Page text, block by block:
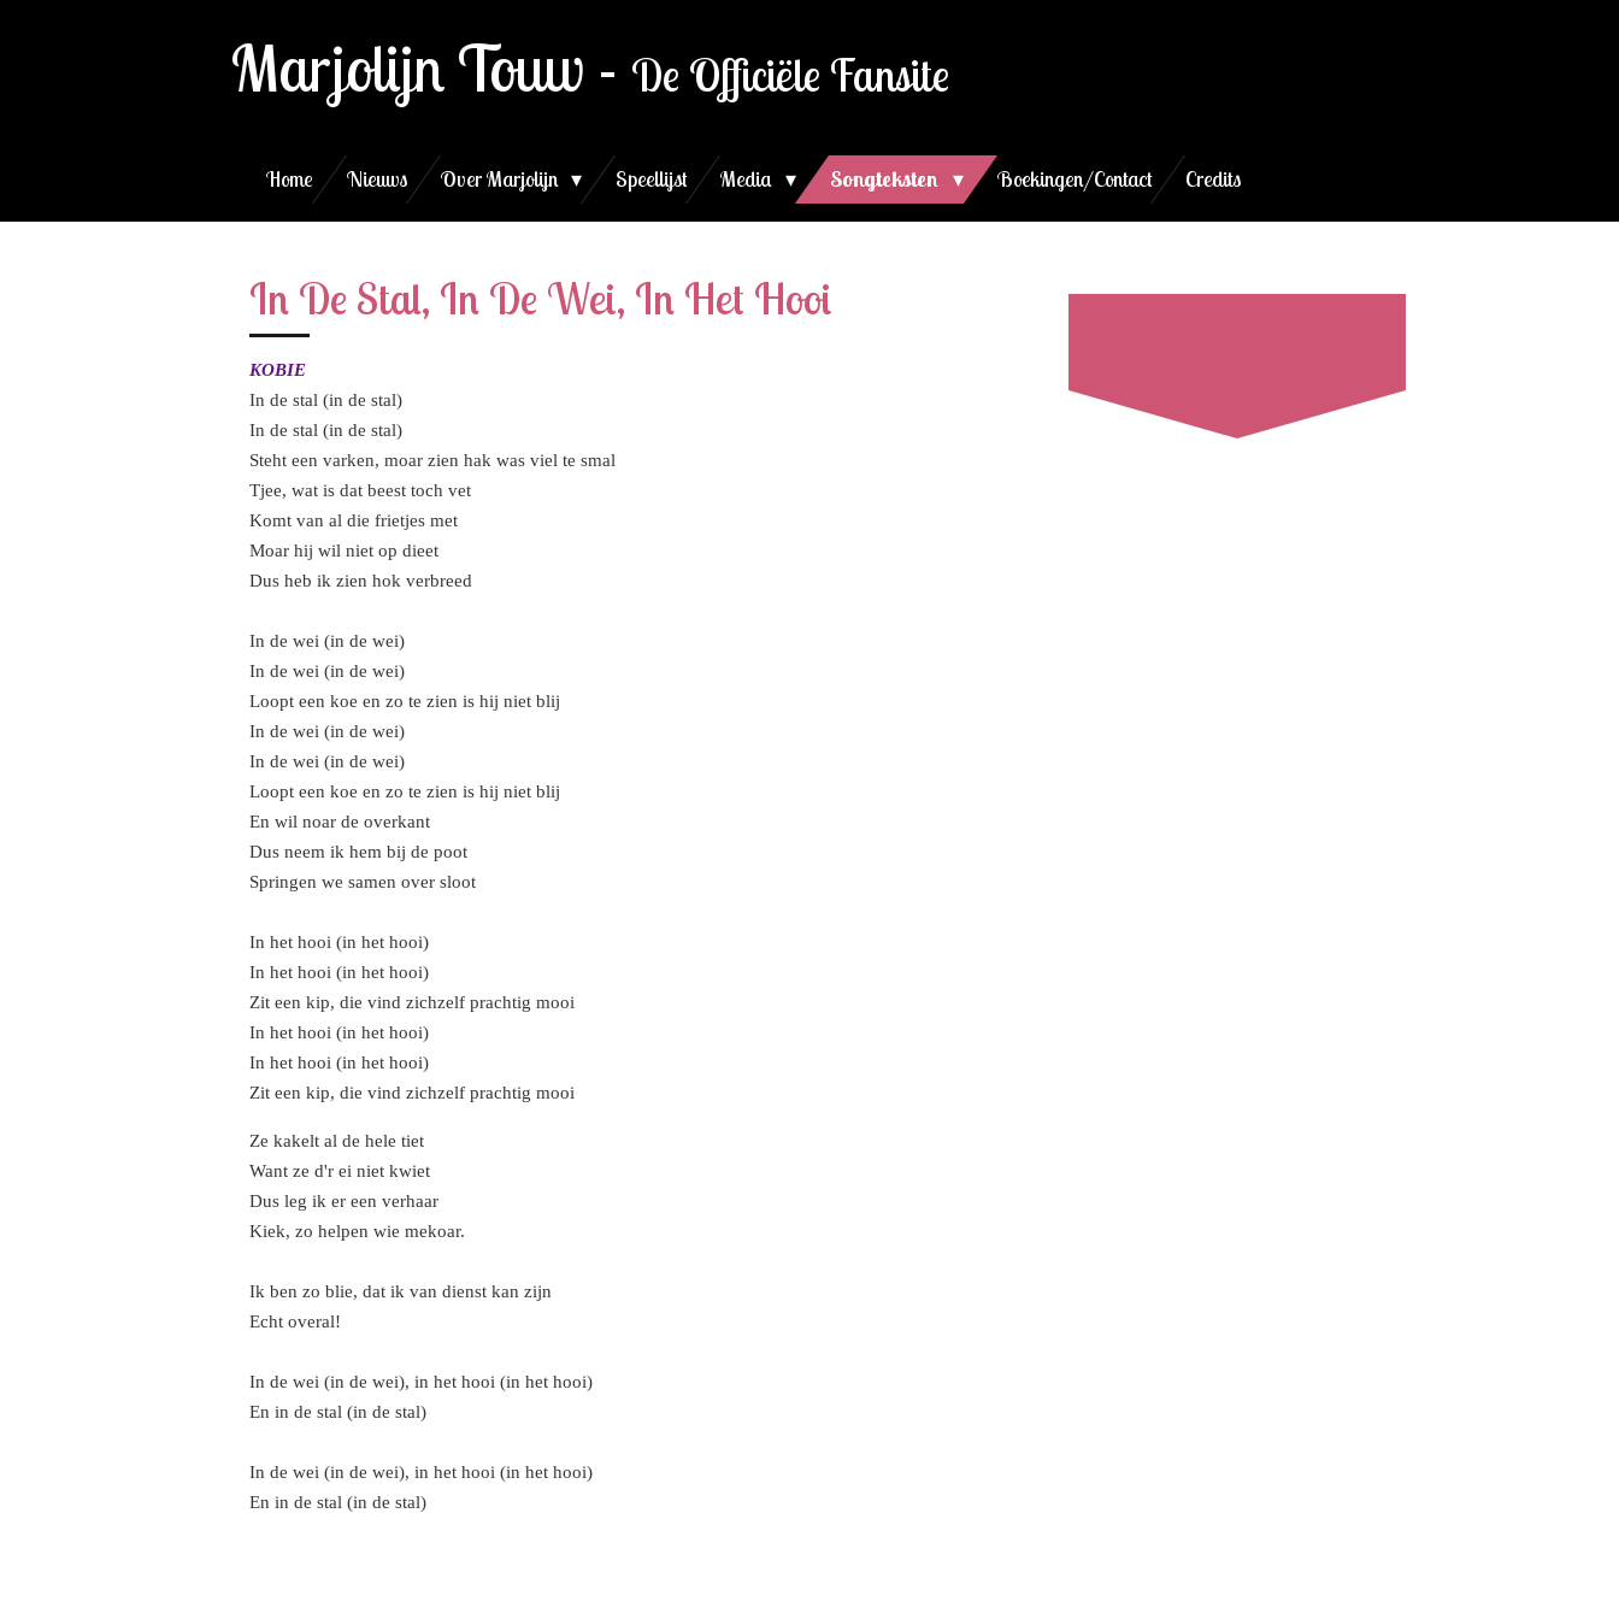
Marjolijn Touw - De Officiële Fansite
Home Nieuws Over Marjolijn Speellijst Media Songteksten Boekingen/Contact Credits
In De Stal, In De Wei, In Het Hooi
KOBIE
In de stal (in de stal)
In de stal (in de stal)
Steht een varken, moar zien hak was viel te smal
Tjee, wat is dat beest toch vet
Komt van al die frietjes met
Moar hij wil niet op dieet
Dus heb ik zien hok verbreed
In de wei (in de wei)
In de wei (in de wei)
Loopt een koe en zo te zien is hij niet blij
In de wei (in de wei)
In de wei (in de wei)
Loopt een koe en zo te zien is hij niet blij
En wil noar de overkant
Dus neem ik hem bij de poot
Springen we samen over sloot
In het hooi (in het hooi)
In het hooi (in het hooi)
Zit een kip, die vind zichzelf prachtig mooi
In het hooi (in het hooi)
In het hooi (in het hooi)
Zit een kip, die vind zichzelf prachtig mooi
Ze kakelt al de hele tiet
Want ze d'r ei niet kwiet
Dus leg ik er een verhaar
Kiek, zo helpen wie mekoar.
Ik ben zo blie, dat ik van dienst kan zijn
Echt overal!
In de wei (in de wei), in het hooi (in het hooi)
En in de stal (in de stal)
In de wei (in de wei), in het hooi (in het hooi)
En in de stal (in de stal)